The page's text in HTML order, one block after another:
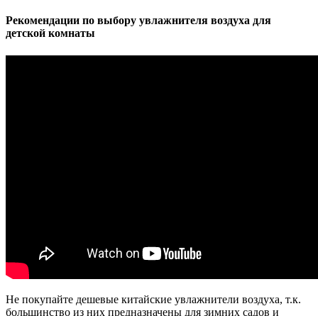
Рекомендации по выбору увлажнителя воздуха для
детской комнаты
Не покупайте дешевые китайские увлажнители воздуха, т.к.
большинство из них предназначены для зимних садов и